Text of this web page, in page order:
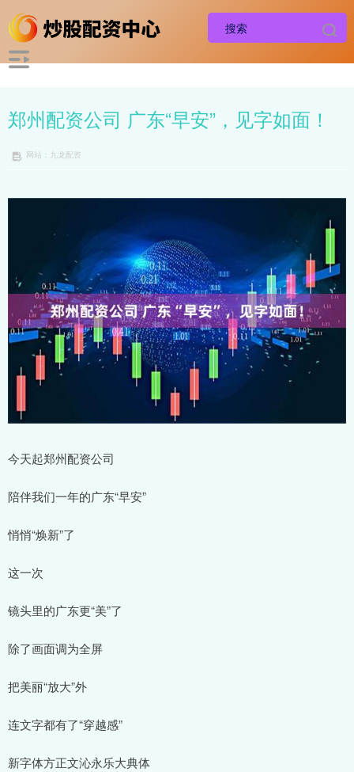
郑州配资公司 广东“早安”，见字如面！
网站：九龙配资
今天起郑州配资公司
陪伴我们一年的广东“早安”
悄悄“焕新”了
这一次
镜头里的广东更“美”了
除了画面调为全屏
把美丽“放大”外
连文字都有了“穿越感”
新字体方正文沁永乐大典体